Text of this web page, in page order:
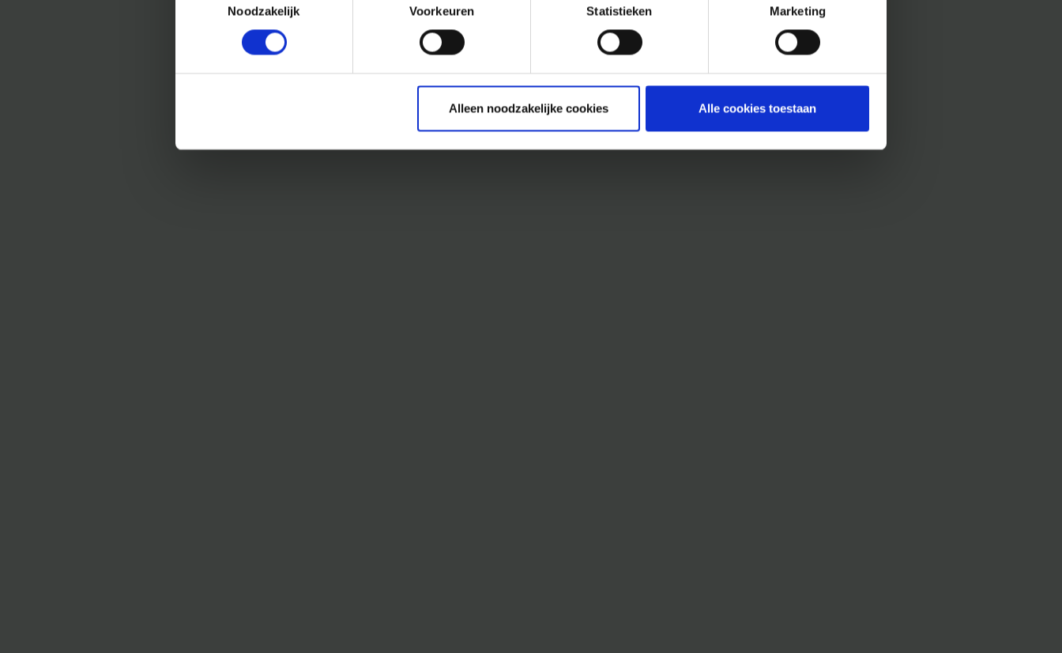
Noodzakelijk
Voorkeuren Statistieken Marketing
Alleen noodzakelijke cookies Alle cookies toestaan